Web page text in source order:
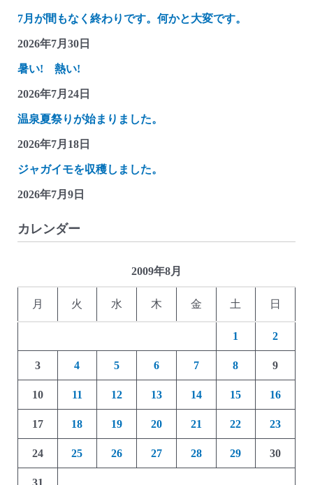
7月が間もなく終わりです。何かと大変です。
2026年7月30日
暑い! 熱い!
2026年7月24日
温泉夏祭りが始まりました。
2026年7月18日
ジャガイモを収穫しました。
2026年7月9日
カレンダー
2009年8月
月 火 水 木 金 土 日
1 2
3 4 5 6 7 8 9
10 11 12 13 14 15 16
17 18 19 20 21 22 23
24 25 26 27 28 29 30
31